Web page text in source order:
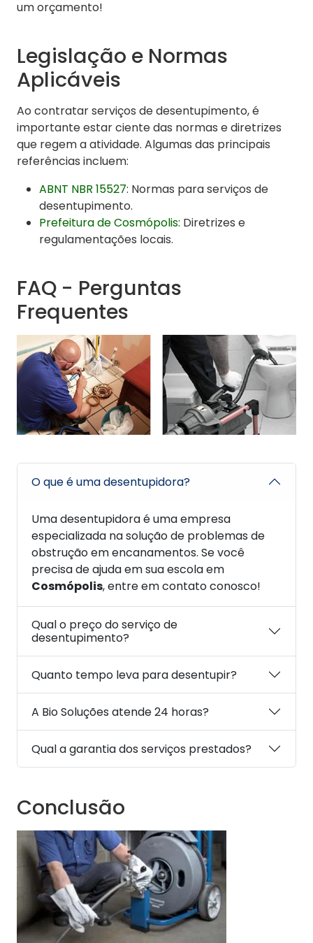
um orçamento!
Legislação e Normas
Aplicáveis
Ao contratar serviços de desentupimento, é
importante estar ciente das normas e diretrizes
que regem a atividade. Algumas das principais
referências incluem:
ABNT NBR 15527: Normas para serviços de
desentupimento.
Prefeitura de Cosmópolis: Diretrizes e
regulamentações locais.
FAQ - Perguntas
Frequentes
O que é uma desentupidora?
Uma desentupidora é uma empresa
especializada na solução de problemas de
obstrução em encanamentos. Se você
precisa de ajuda em sua escola em
Cosmópolis, entre em contato conosco!
Qual o preço do serviço de
desentupimento?
Quanto tempo leva para desentupir?
A Bio Soluções atende 24 horas?
Qual a garantia dos serviços prestados?
Conclusão